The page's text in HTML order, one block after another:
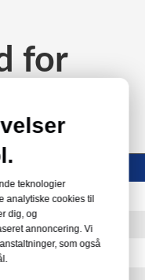
for
1.2
>60
teknologier
analytiske cookies til
dig, og
annoncering. Vi
som også